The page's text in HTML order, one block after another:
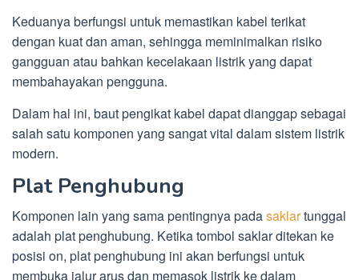
Keduanya berfungsi untuk memastikan kabel terikat
dengan kuat dan aman, sehingga meminimalkan risiko
gangguan atau bahkan kecelakaan listrik yang dapat
membahayakan pengguna.
Dalam hal ini, baut pengikat kabel dapat dianggap sebagai
salah satu komponen yang sangat vital dalam sistem listrik
modern.
Plat Penghubung
Komponen lain yang sama pentingnya padasaklartunggal
adalah plat penghubung. Ketika tombol saklar ditekan ke
posisi on, plat penghubung ini akan berfungsi untuk
membuka jalur arus dan memasok listrik ke dalam